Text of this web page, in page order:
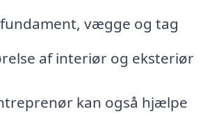
vægge og tag
af interiør og eksteriør
kan også hjælpe